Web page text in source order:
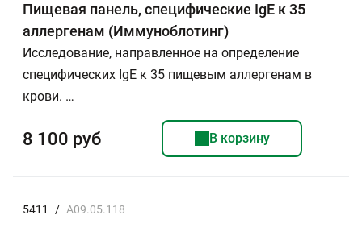
Пищевая панель, специфические IgE к 35
аллергенам (Иммуноблотинг)
Исследование, направленное на определение
специфических IgE к 35 пищевым аллергенам в
крови. …
8 100 руб В корзину
5411 / A09.05.118